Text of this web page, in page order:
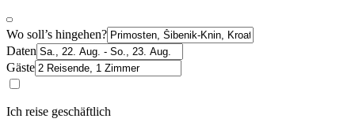
Wo soll’s hingehen?
Daten
Gäste
Ich reise geschäftlich